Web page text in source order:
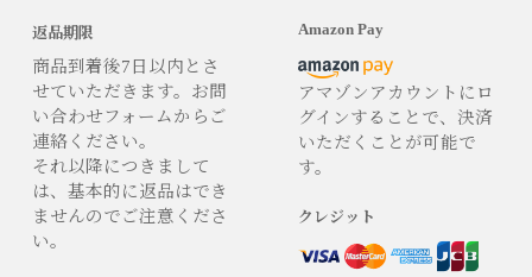
返品期限
商品到着後7日以内とさ
せていただきます。お問
い合わせフォームからご
連絡ください。
それ以降につきまして
は、基本的に返品はでき
ませんのでご注意くださ
い。
Amazon Pay
アマゾンアカウントにロ
グインすることで、決済
いただくことが可能で
す。
クレジット